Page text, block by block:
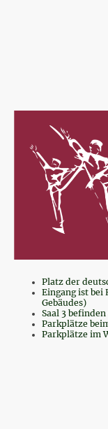
Platz der
Eingang ist bei
Gebäudes)
Saal 3 befinden
Parkplätze
Parkplätze im